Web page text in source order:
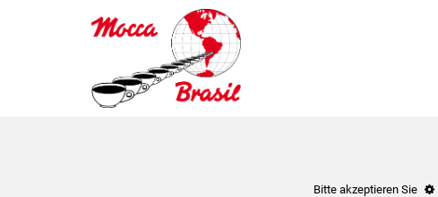
Bitte akzeptieren Sie